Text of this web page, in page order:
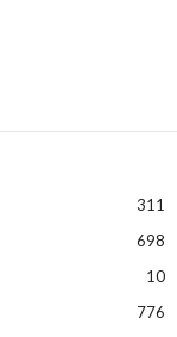
311
698
10
776